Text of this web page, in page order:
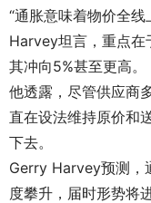
“通胀意味着物价全
Harvey坦言，重点在
其冲向5%甚至更高。
他透露，尽管供应商
直在设法维持原价和
下去。
Gerry Harvey预测，
度攀升，届时形势将